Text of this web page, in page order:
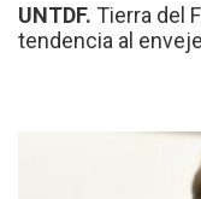
UNTDF. Tierra del
tendencia al